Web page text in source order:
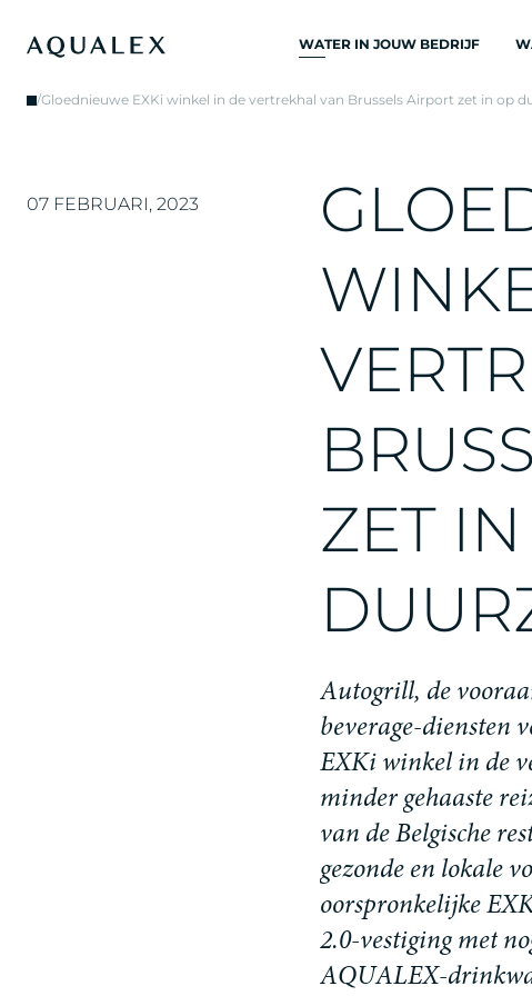
WATER IN JOUW BEDRIJF
ALLE
DRINKWATERSYSTEMEN
KEUKENKRANEN
WATERDISPENSERS
WATERFILTER
/Gloednieuwe EXKi winkel in de vertrekhal van Brussels Airport zet in op
07 FEBRUARI, 2023 GLOE
WINK
VERTR
BRUSS
ZET IN
DUUR
Autogrill, de vooraa
beverage-diensten v
EXKi winkel in de v
minder gehaaste rei
van de Belgische res
gezonde en lokale vo
oorspronkelijke EX
2.0-vestiging met no
AQUALEX-drinkw